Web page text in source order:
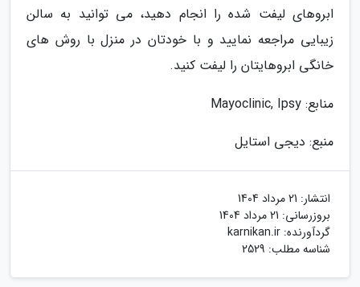
ابروهای لیفت شده را انجام دهید، می توانید به سالن
زیبایی مراجعه نمایید و با خودتان در منزل با روش های
خانگی ابروهایتان را لیفت کنید.
منابع: Mayoclinic, Ipsy
منبع: دیجی استایل
انتشار: 21 مرداد 1404
بروزرسانی: 21 مرداد 1404
گردآورنده: karnikan.ir
شناسه مطلب: 2529